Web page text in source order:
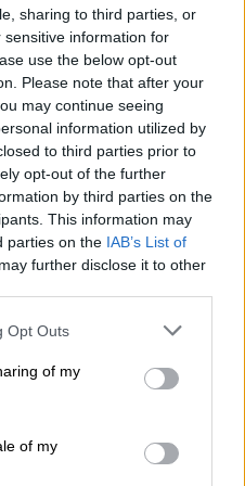
sharing to third parties, or
information for
use the below opt-out
Please note that after your
may continue seeing
information utilized by
to third parties prior to
opt-out of the further
by third parties on the
This information may
parties on the IAB’s List of
further disclose it to other
uses one or more Google
behaviour. You may click to
and its third-party tags to
purposes in below Google
Opt Outs
of my
of my
έργο μεγάλης
θρίλερμε θέμα τη
τις σύγχρονες
Τζέιν, υπάλληλος σε
τεχνολογίας,
άδεια, μετά από
εν ώρα εργασίας.
από
έχει γίνει viral
ο οποίος θα
στη δουλειά της,
διακαώς. Κι